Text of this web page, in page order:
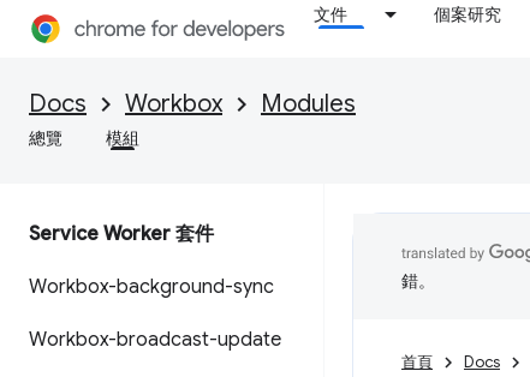
文件 個案研究
Docs Workbox Modules
總覽 模組
Service Worker 套件
Workbox-background-sync
Workbox-broadcast-update
錯。
首頁 Docs